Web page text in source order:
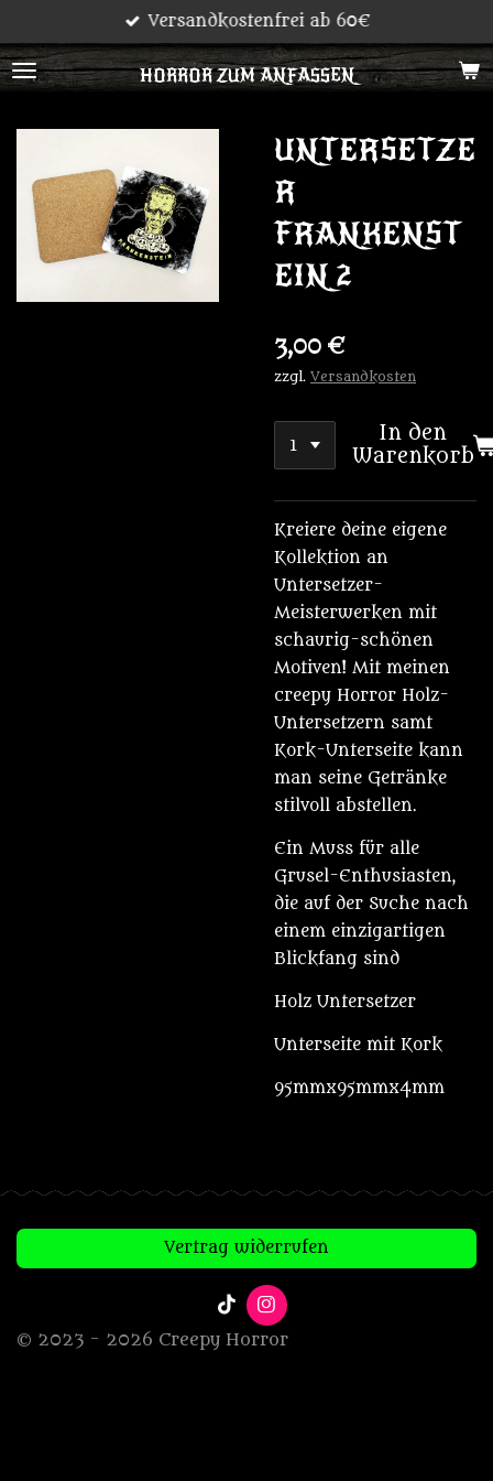
Hauptinhalt
springen
HORROR ZUM ANFASSEN
Versandkostenfrei ab 60€
UNTERSETZE
R
FRANKENST
EIN 2
3,00 €
zzgl. Versandkosten
In den
Warenkorb
Kreiere deine eigene
Kollektion an
Untersetzer-
Meisterwerken mit
schaurig-schönen
Motiven! Mit meinen
creepy Horror Holz-
Untersetzern samt
Kork-Unterseite kann
man seine Getränke
stilvoll abstellen.
Ein Muss für alle
Grusel-Enthusiasten,
die auf der Suche nach
einem einzigartigen
Blickfang sind
Holz Untersetzer
Unterseite mit Kork
95mmx95mmx4mm
Vertrag widerrufen
T
i
k
I
n
s
© 2023 - 2026 Creepy Horror